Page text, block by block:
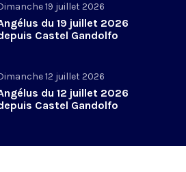
19 juillet 2026
du 19 juillet 2026
Castel Gandolfo
12 juillet 2026
du 12 juillet 2026
Castel Gandolfo